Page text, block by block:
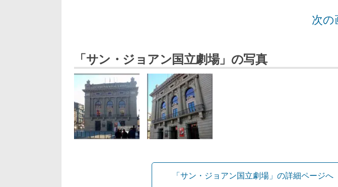
次の
「サン・ジョアン国立劇場」の写真
「サン・ジョアン国立劇場」の詳細ページへ